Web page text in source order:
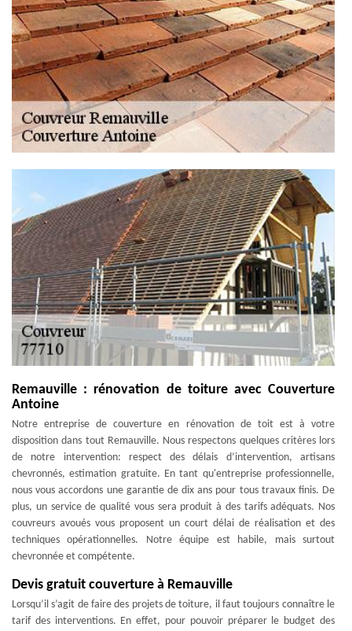
Remauville : rénovation de toiture avec Couverture
Antoine
Notre entreprise de couverture en rénovation de toit est à votre
disposition dans tout Remauville. Nous respectons quelques critères lors
de notre intervention: respect des délais d’intervention, artisans
chevronnés, estimation gratuite. En tant qu'entreprise professionnelle,
nous vous accordons une garantie de dix ans pour tous travaux finis. De
plus, un service de qualité vous sera produit à des tarifs adéquats. Nos
couvreurs avoués vous proposent un court délai de réalisation et des
techniques opérationnelles. Notre équipe est habile, mais surtout
chevronnée et compétente.
Devis gratuit couverture à Remauville
Lorsqu’il s’agit de faire des projets de toiture, il faut toujours connaître le
tarif des interventions. En effet, pour pouvoir préparer le budget des